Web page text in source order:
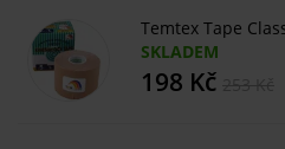
Temtex Tape
SKLADEM
198 Kč